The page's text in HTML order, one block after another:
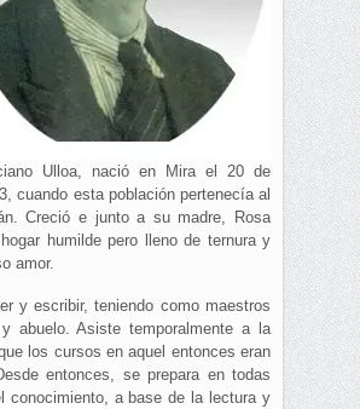
Ulloa, nació en Mira el 20 de
cuando esta población pertenecía al
Creció e junto a su madre, Rosa
humilde pero lleno de ternura y
amor.
y escribir, teniendo como maestros
abuelo. Asiste temporalmente a la
los cursos en aquel entonces eran
entonces, se prepara en todas
conocimiento, a base de la lectura y